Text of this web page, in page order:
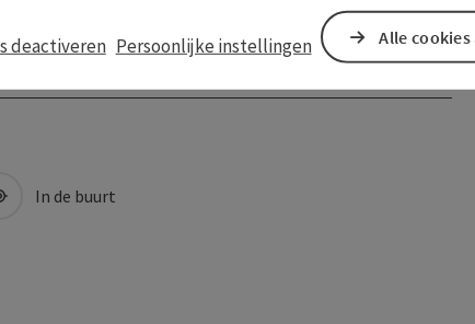
In de buurt
deactiveren Persoonlijke instellingen Alle